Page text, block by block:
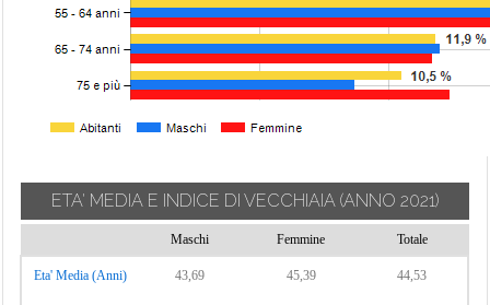
ETA' MEDIA E INDICE DI VECCHIAIA (ANNO 2021)
Maschi Femmine Totale
Eta' Media (Anni) 43,69 45,39 44,53